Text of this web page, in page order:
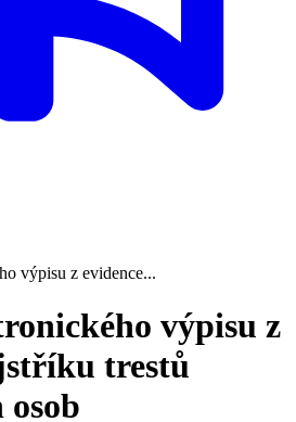
výpisu z evidence...
výpisu z
trestů